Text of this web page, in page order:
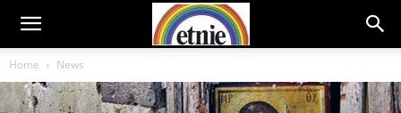
Home News